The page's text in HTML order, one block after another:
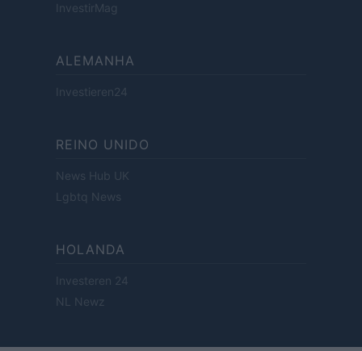
InvestirMag
ALEMANHA
Investieren24
REINO UNIDO
News Hub UK
Lgbtq News
HOLANDA
Investeren 24
NL Newz